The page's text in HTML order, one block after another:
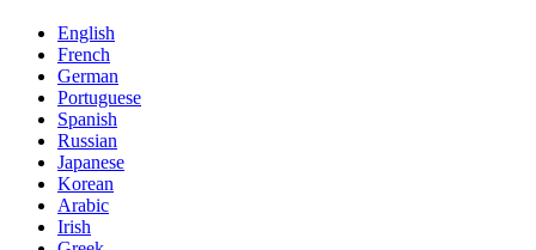
English
French
German
Portuguese
Spanish
Russian
Japanese
Korean
Arabic
Irish